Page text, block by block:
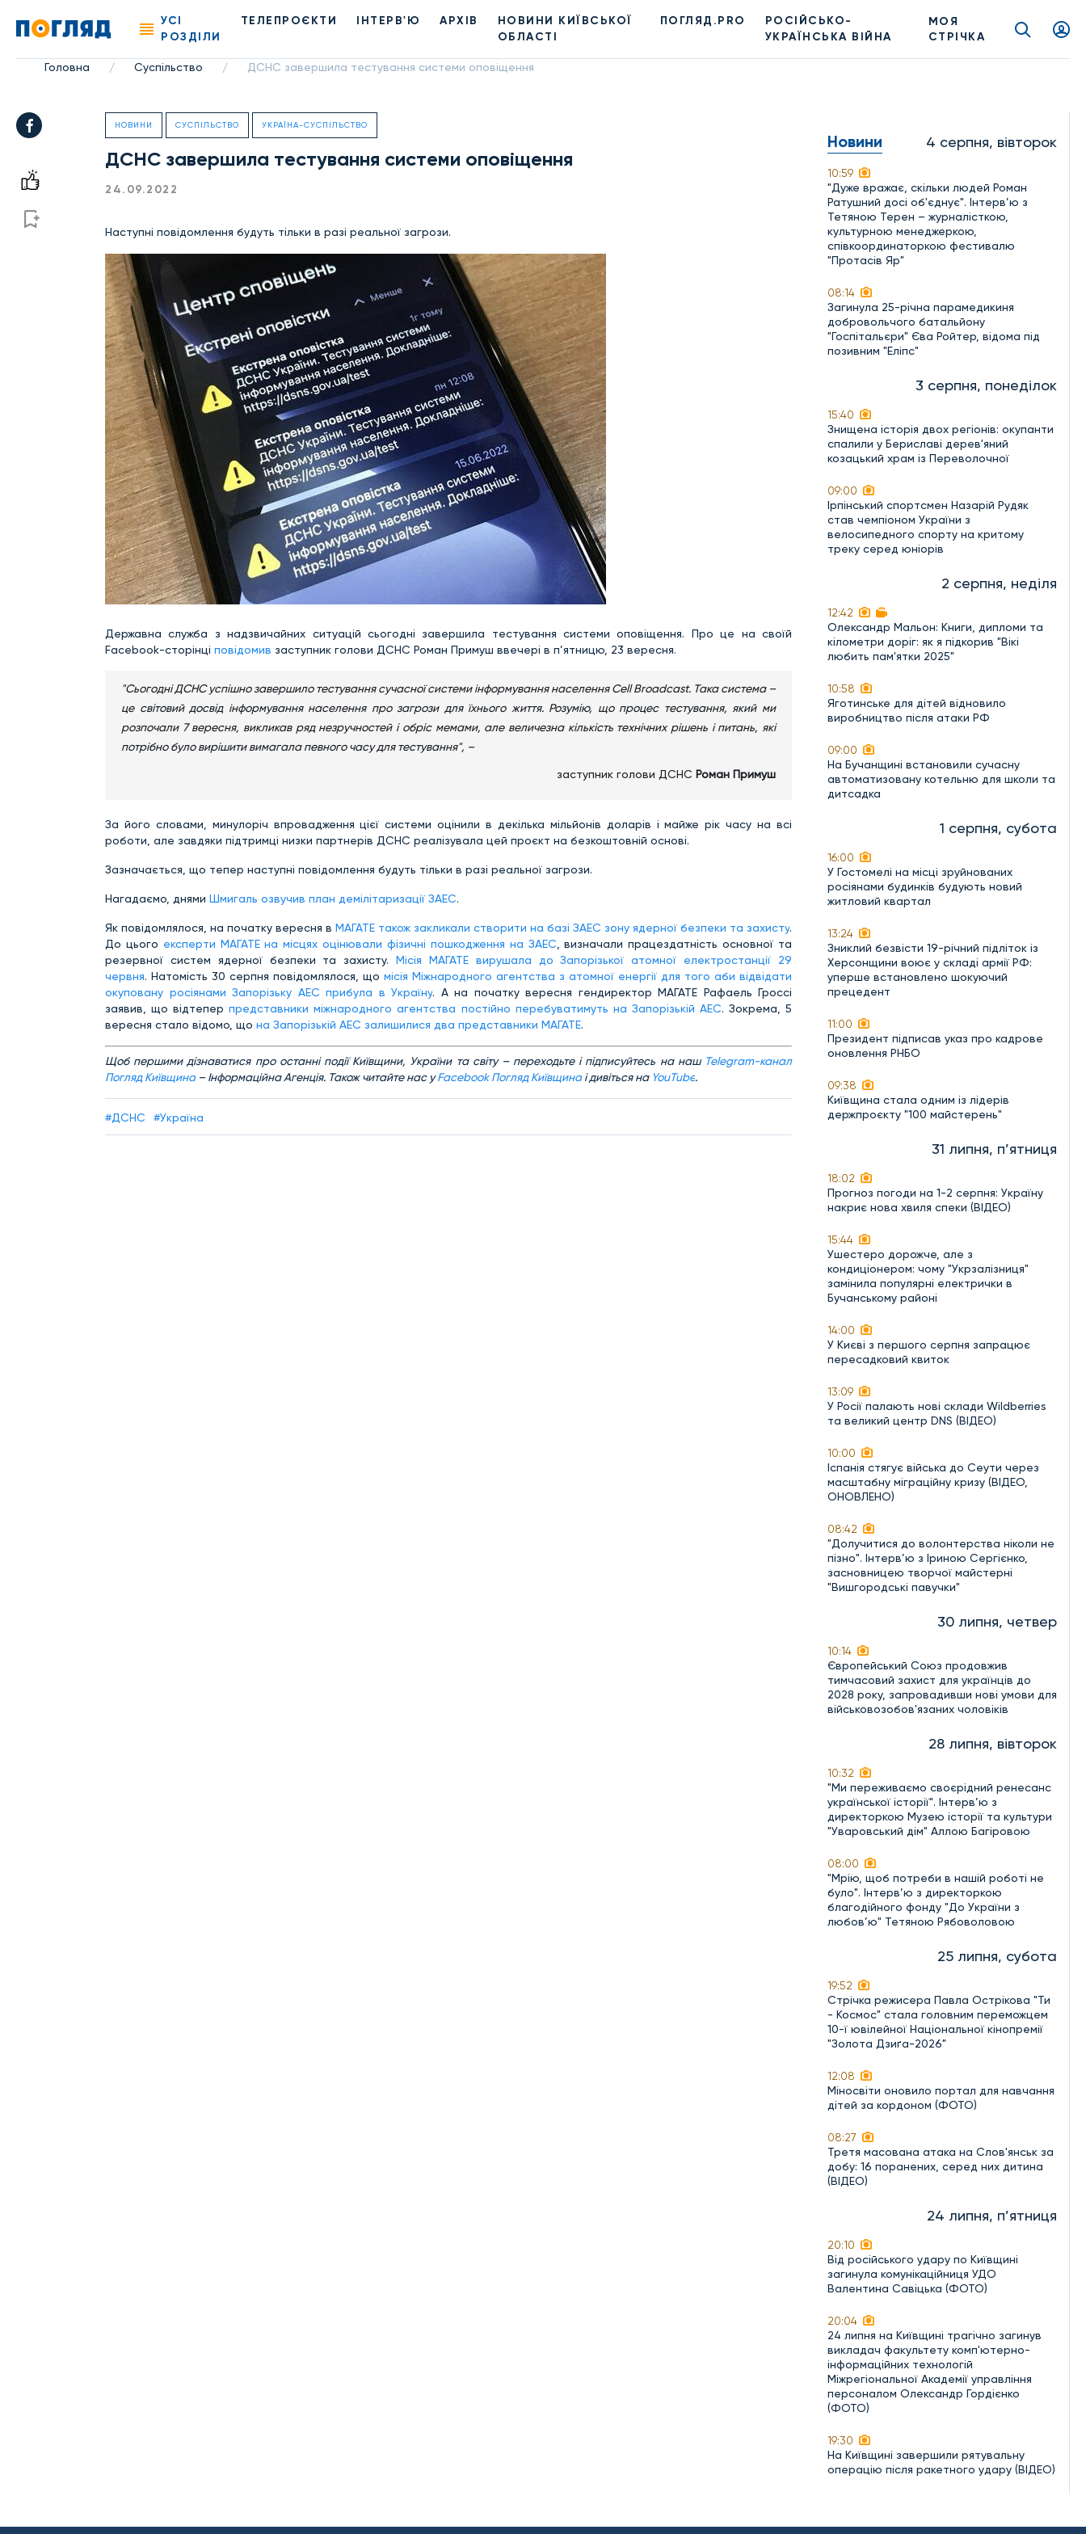
УСІ
РОЗДІЛИ
ТЕЛЕПРОЄКТИ ІНТЕРВ'Ю АРХІВ
НОВИНИ КИЇВСЬКОЇ
ОБЛАСТІ
ПОГЛЯД.PRO
РОСІЙСЬКО-
УКРАЇНСЬКА ВІЙНА
МОЯ
СТРІЧКА
Головна / Суспільство / ДСНС завершила тестування системи оповіщення
НОВИНИ СУСПІЛЬСТВО УКРАЇНА-СУСПІЛЬСТВО
ДСНС завершила тестування системи оповіщення
24.09.2022
Наступні повідомлення будуть тільки в разі реальної загрози.
Державна служба з надзвичайних ситуацій сьогодні завершила тестування системи оповіщення. Про це на своїй
Facebook-сторінці повідомив заступник голови ДСНС Роман Примуш ввечері в п’ятницю, 23 вересня.
"Сьогодні ДСНС успішно завершило тестування сучасної системи інформування населення Cell Broadcast. Така система –
це світовий досвід інформування населення про загрози для їхнього життя. Розумію, що процес тестування, який ми
розпочали 7 вересня, викликав ряд незручностей і обріс мемами, але величезна кількість технічних рішень і питань, які
потрібно було вирішити вимагала певного часу для тестування", –
заступник голови ДСНС Роман Примуш
За його словами, минулоріч впровадження цієї системи оцінили в декілька мільйонів доларів і майже рік часу на всі
роботи, але завдяки підтримці низки партнерів ДСНС реалізувала цей проєкт на безкоштовній основі.
Зазначається, що тепер наступні повідомлення будуть тільки в разі реальної загрози.
Нагадаємо, днями Шмигаль озвучив план демілітаризації ЗАЕС.
Як повідомлялося, на початку вересня в МАГАТЕ також закликали створити на базі ЗАЕС зону ядерної безпеки та захисту.
До цього експерти МАГАТЕ на місцях оцінювали фізичні пошкодження на ЗАЕС , визначали працездатність основної та
резервної систем ядерної безпеки та захисту.Місія МАГАТЕ вирушала до Запорізької атомної електростанції 29
червня. Натомість 30 серпня повідомлялося, що місія Міжнародного агентства з атомної енергії для того аби відвідати
окуповану росіянами Запорізьку АЕС прибула в Україну. А на початку вересня гендиректор МАГАТЕ Рафаель Гроссі
заявив, що відтеперпредставники міжнародного агентства постійно перебуватимуть на Запорізькій АЕС. Зокрема, 5
вересня стало відомо, що на Запорізькій АЕС залишилися два представники МАГАТЕ.
Щоб першими дізнаватися про останні події Київщини, України та світу – переходьте і підписуйтесь на наш Telegram-канал
Погляд Київщина – Інформаційна Агенція. Також читайте нас уFacebook Погляд Київщина і дивіться на YouTube.
#ДСНС #Україна
Новини 4 серпня, вівторок
10:59
"Дуже вражає, скільки людей Роман
Ратушний досі об'єднує". Інтерв’ю з
Тетяною Терен – журналісткою,
культурною менеджеркою,
співкоординаторкою фестивалю
"Протасів Яр"
08:14
Загинула 25-річна парамедикиня
добровольчого батальйону
"Госпітальєри" Єва Ройтер, відома під
позивним "Еліпс"
3 серпня, понеділок
15:40
Знищена історія двох регіонів: окупанти
спалили у Бериславі дерев'яний
козацький храм із Переволочної
09:00
Ірпінський спортсмен Назарій Рудяк
став чемпіоном України з
велосипедного спорту на критому
треку серед юніорів
2 серпня, неділя
12:42
Олександр Мальон: Книги, дипломи та
кілометри доріг: як я підкорив "Вікі
любить пам'ятки 2025"
10:58
Яготинське для дітей відновило
виробництво після атаки РФ
09:00
На Бучанщині встановили сучасну
автоматизовану котельню для школи та
дитсадка
1 серпня, субота
16:00
У Гостомелі на місці зруйнованих
росіянами будинків будують новий
житловий квартал
13:24
Зниклий безвісти 19-річний підліток із
Херсонщини воює у складі армії РФ:
уперше встановлено шокуючий
прецедент
11:00
Президент підписав указ про кадрове
оновлення РНБО
09:38
Київщина стала одним із лідерів
держпроєкту "100 майстерень"
31 липня, п’ятниця
18:02
Прогноз погоди на 1-2 серпня: Україну
накриє нова хвиля спеки (ВІДЕО)
15:44
Ушестеро дорожче, але з
кондиціонером: чому "Укрзалізниця"
замінила популярні електрички в
Бучанському районі
14:00
У Києві з першого серпня запрацює
пересадковий квиток
13:09
У Росії палають нові склади Wildberries
та великий центр DNS (ВІДЕО)
10:00
Іспанія стягує війська до Сеути через
масштабну міграційну кризу (ВІДЕО,
ОНОВЛЕНО)
08:42
"Долучитися до волонтерства ніколи не
пізно". Інтерв’ю з Іриною Сергієнко,
засновницею творчої майстерні
"Вишгородські павучки"
30 липня, четвер
10:14
Європейський Союз продовжив
тимчасовий захист для українців до
2028 року, запровадивши нові умови для
військовозобов'язаних чоловіків
28 липня, вівторок
10:32
"Ми переживаємо своєрідний ренесанс
української історії". Інтерв’ю з
директоркою Музею історії та культури
"Уваровський дім" Аллою Багіровою
08:00
"Мрію, щоб потреби в нашій роботі не
було". Інтерв’ю з директоркою
благодійного фонду "До України з
любов’ю" Тетяною Рябоволовою
25 липня, субота
19:52
Стрічка режисера Павла Острікова "Ти
- Космос" стала головним переможцем
10-ї ювілейної Національної кінопремії
"Золота Дзиґа-2026"
12:08
Міносвіти оновило портал для навчання
дітей за кордоном (ФОТО)
08:27
Третя масована атака на Слов'янськ за
добу: 16 поранених, серед них дитина
(ВІДЕО)
24 липня, п’ятниця
20:10
Від російського удару по Київщині
загинула комунікаційниця УДО
Валентина Савіцька (ФОТО)
20:04
24 липня на Київщині трагічно загинув
викладач факультету комп'ютерно-
інформаційних технологій
Міжрегіональної Академії управління
персоналом Олександр Гордієнко
(ФОТО)
19:30
На Київщині завершили рятувальну
операцію після ракетного удару (ВІДЕО)